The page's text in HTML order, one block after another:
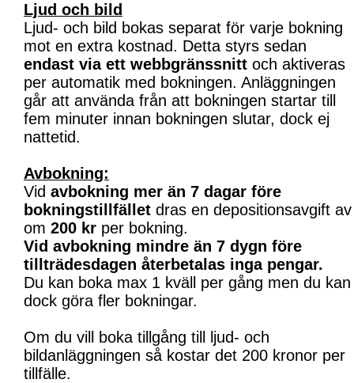
Ljud och bild
Ljud- och bild bokas separat för varje bokning
mot en extra kostnad. Detta styrs sedan
endast via ett webbgränssnitt och aktiveras
per automatik med bokningen. Anläggningen
går att använda från att bokningen startar till
fem minuter innan bokningen slutar, dock ej
nattetid.
Avbokning:
Vid avbokning mer än 7 dagar före
bokningstillfället dras en depositionsavgift av
om 200 kr per bokning.
Vid avbokning mindre än 7 dygn före
tillträdesdagen återbetalas inga pengar.
Du kan boka max 1 kväll per gång men du kan
dock göra fler bokningar.
Om du vill boka tillgång till ljud- och
bildanläggningen så kostar det 200 kronor per
tillfälle.